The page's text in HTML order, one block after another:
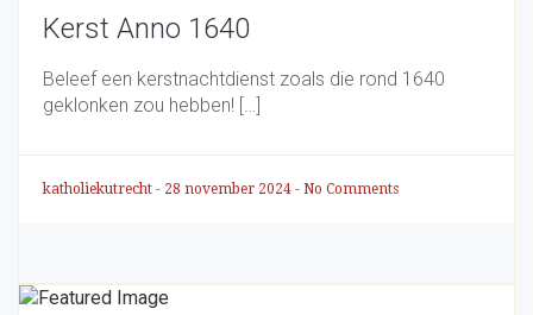
Kerst Anno 1640
Beleef een kerstnachtdienst zoals die rond 1640
geklonken zou hebben! […]
katholiekutrecht - 28 november 2024 - No Comments